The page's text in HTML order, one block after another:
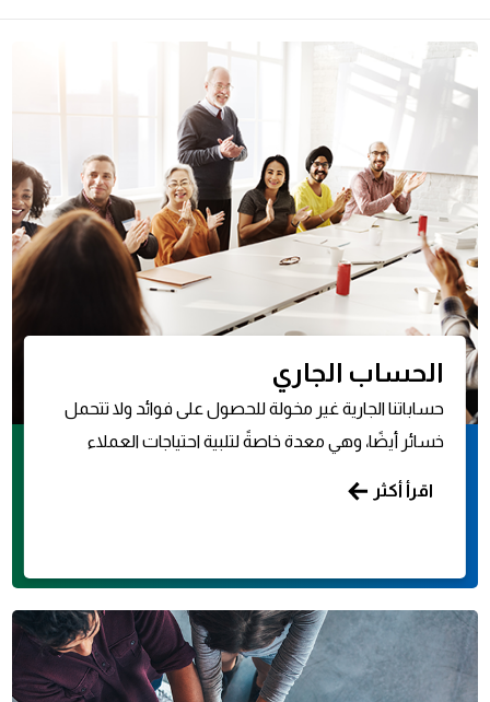
الحساب الجاري
حساباتنا الجارية غير مخولة للحصول على فوائد ولا تتحمل
خسائر أيضًا، وهي معدة خاصةً لتلبية احتياجات العملاء
اقرأ أكثر